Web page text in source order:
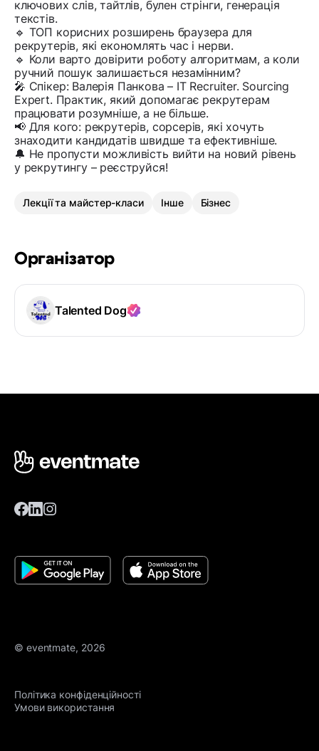
ключових слів, тайтлів, булен стрінги, генерація
текстів.
🔹 ТОП корисних розширень браузера для
рекрутерів, які економлять час і нерви.
🔹 Коли варто довірити роботу алгоритмам, а коли
ручний пошук залишається незамінним?
🎤 Спікер: Валерія Панкова – IT Recruiter. Sourcing
Expert. Практик, який допомагає рекрутерам
працювати розумніше, а не більше.
📢 Для кого: рекрутерів, сорсерів, які хочуть
знаходити кандидатів швидше та ефективніше.
🔔 Не пропусти можливість вийти на новий рівень
у рекрутингу – реєструйся!
Лекції та майстер-класи Інше Бізнес
Організатор
Talented Dog
© eventmate, 2026
Політика конфіденційності
Умови використання